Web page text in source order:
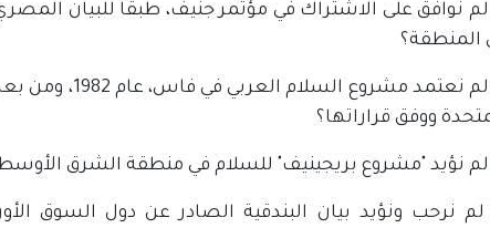
المنطقة؟
أو لم نعتمد
ووفق قراراتها؟
لم نؤيد "مشروع بريجينيف" للسلام في منطقة الشرق
لم نرحب ونؤيد بيان البندقية الصادر عن دول السوق